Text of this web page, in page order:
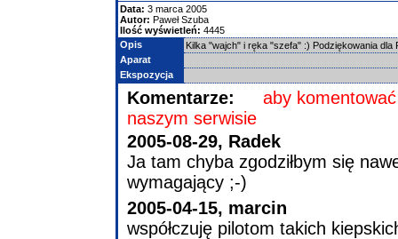
Data: 3 marca 2005
Autor: Paweł Szuba
Ilość wyświetleń: 4445
Opis
Kilka "wajch" i ręka "szefa" :) Podziękowania dla
Aparat
Ekspozycja
Komentarze:
aby
naszym serwisie
2005-08-29, Radek
Ja tam chyba zgodziłbym się
wymagający ;-)
2005-04-15, marcin
współczuję pilotom takich